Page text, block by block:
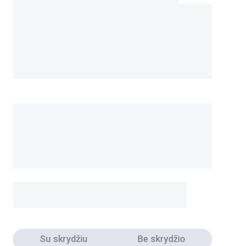
Su skrydžiu Be skrydžio